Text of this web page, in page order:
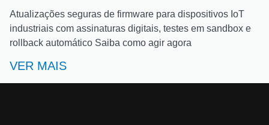
Atualizações seguras de firmware para dispositivos IoT
industriais com assinaturas digitais, testes em sandbox e
rollback automático Saiba como agir agora
VER MAIS